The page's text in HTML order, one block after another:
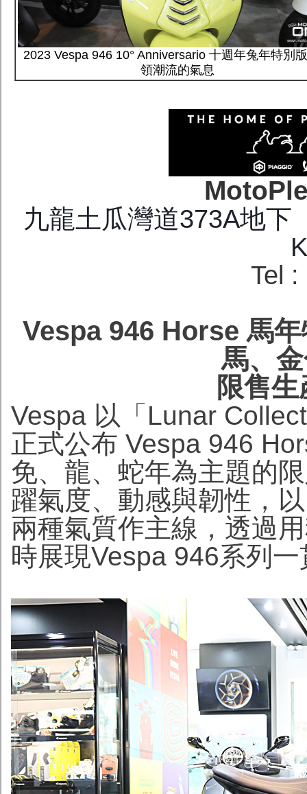
2023 Vespa 94​​6 10° Anniversario 十週年兔年特別
領潮流的氣息
九龍土瓜灣道373A地
Tel
Vespa 946 Horse 馬
馬、
限售
Vespa 以「Lunar
正式公布 Vespa 946
免、龍、蛇年為主題的
躍氣度、動感與韌性，
兩種氣質作主線，透過
時展現Vespa 946系列